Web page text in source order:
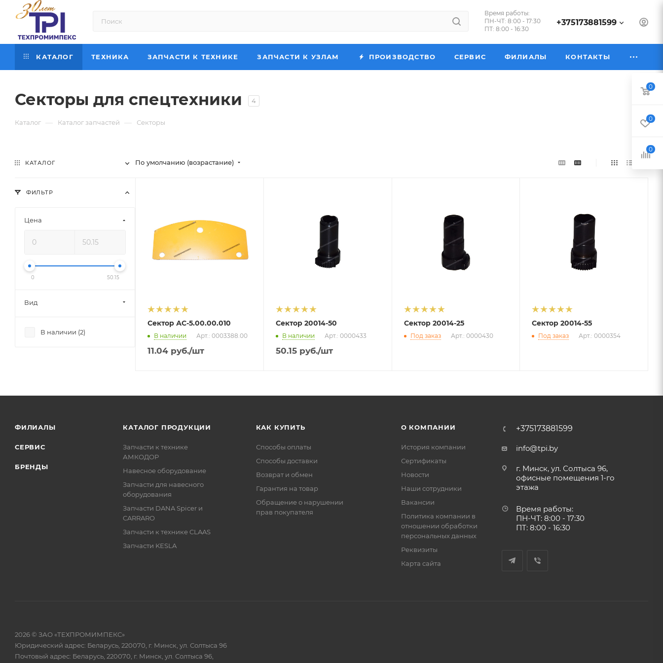
Время работы:
ПН-ЧТ: 8:00 - 17:30
ПТ: 8:00 - 16:30
+375173881599
КАТАЛОГ ТЕХНИКА ЗАПЧАСТИ К ТЕХНИКЕ ЗАПЧАСТИ К УЗЛАМ ПРОИЗВОДСТВО СЕРВИС ФИЛИАЛЫ КОНТАКТЫ
Секторы для спецтехники 4
Каталог — Каталог запчастей — Секторы
По умолчанию (возрастание)
Сектор АС-5.00.00.010
В наличии Арт.: 0003388.00
11.04 руб./шт
Сектор 20014-50
В наличии Арт.: 0000433
50.15руб./шт
Сектор 20014-25
Под заказ Арт.: 0000430
Сектор 20014-55
Под заказ Арт.: 0000354
КАТАЛОГ
ФИЛЬТР
Цена
0 50.15
Вид
В наличии (2)
ФИЛИАЛЫ
СЕРВИС
БРЕНДЫ
КАТАЛОГ ПРОДУКЦИИ
Запчасти к технике
АМКОДОР
Навесное оборудование
Запчасти для навесного
оборудования
Запчасти DANA Spicer и
CARRARO
Запчасти к технике CLAAS
Запчасти KESLA
КАК КУПИТЬ
Способы оплаты
Способы доставки
Возврат и обмен
Гарантия на товар
Обращение о нарушении
прав покупателя
О КОМПАНИИ
История компании
Сертификаты
Новости
Наши сотрудники
Вакансии
Политика компании в
отношении обработки
персональных данных
Реквизиты
Карта сайта
+375173881599
info@tpi.by
г. Минск, ул. Солтыса 96,
офисные помещения 1-го
этажа
Время работы:
ПН-ЧТ: 8:00 - 17:30
ПТ: 8:00 - 16:30
2026 © ЗАО «ТЕХПРОМИМПЕКС»
Юридический адрес: Беларусь, 220070, г. Минск, ул. Солтыса 96
Почтовый адрес: Беларусь, 220070, г. Минск, ул. Солтыса 96,
0
0
0